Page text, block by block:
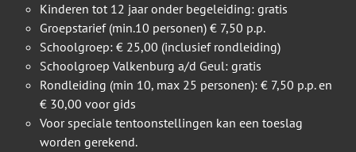
Kinderen tot 12 jaar onder begeleiding: gratis
Groepstarief (min.10 personen) € 7,50 p.p.
Schoolgroep: € 25,00 (inclusief rondleiding)
Schoolgroep Valkenburg a/d Geul: gratis
Rondleiding (min 10, max 25 personen): € 7,50 p.p. en
€ 30,00 voor gids
Voor speciale tentoonstellingen kan een toeslag
worden gerekend.